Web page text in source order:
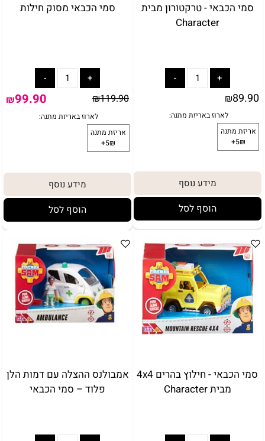
5₪+
מתנה:
לארוז באריזת מתנה:
סמי הכבאי - טרקטורון מבית
Character
₪89.90
מידע נוסף
הוסף לסל
סמי הכבאי מסוק חילות
₪119.90
₪99.90
מידע נוסף
הוסף לסל
סמי הכבאי - חילוץ בהרים 4x4
מבית Character
אמבולנס ההצלה עם דמות הלן
פלוד – סמי הכבאי